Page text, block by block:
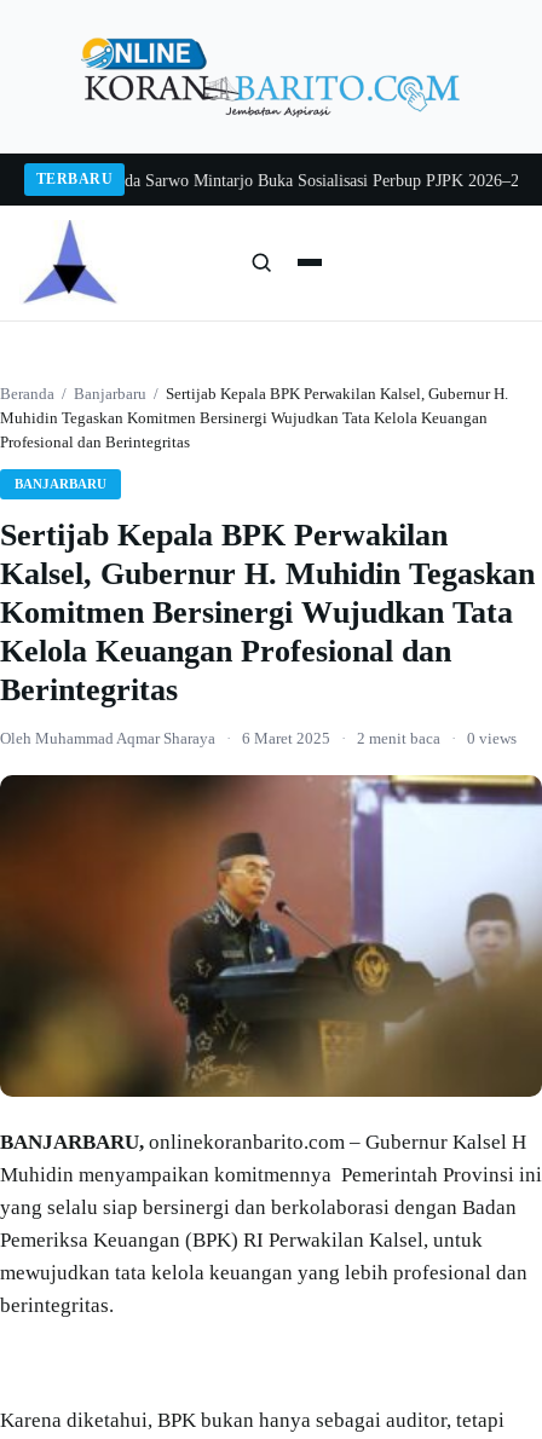
TERBARU
2026Pj Sekda Sarwo Mintarjo Buka Sosialisasi Perbup PJPK 2026–2030
Beranda / Banjarbaru / Sertijab Kepala BPK Perwakilan Kalsel, Gubernur H.
Muhidin Tegaskan Komitmen Bersinergi Wujudkan Tata Kelola Keuangan
Profesional dan Berintegritas
BANJARBARU
Sertijab Kepala BPK Perwakilan
Kalsel, Gubernur H. Muhidin Tegaskan
Komitmen Bersinergi Wujudkan Tata
Kelola Keuangan Profesional dan
Berintegritas
Oleh Muhammad Aqmar Sharaya · 6 Maret 2025 · 2 menit baca · 0 views
BANJARBARU, onlinekoranbarito.com – Gubernur Kalsel H
Muhidin menyampaikan komitmennya Pemerintah Provinsi ini
yang selalu siap bersinergi dan berkolaborasi dengan Badan
Pemeriksa Keuangan (BPK) RI Perwakilan Kalsel, untuk
mewujudkan tata kelola keuangan yang lebih profesional dan
berintegritas.
Karena diketahui, BPK bukan hanya sebagai auditor, tetapi